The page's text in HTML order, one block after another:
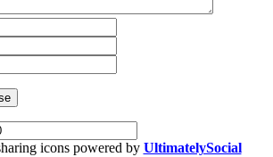
icons powered by UltimatelySocial